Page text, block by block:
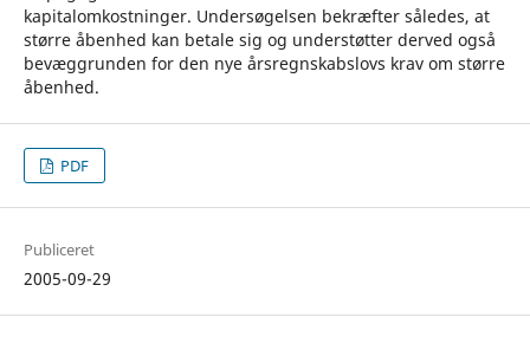
kapitalomkostninger. Undersøgelsen bekræfter således, at
større åbenhed kan betale sig og understøtter derved også
bevæggrunden for den nye årsregnskabslovs krav om større
åbenhed.
PDF
Publiceret
2005-09-29